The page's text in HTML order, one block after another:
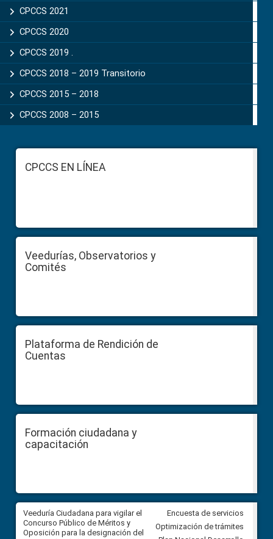
CPCCS 2021
CPCCS 2020
CPCCS 2019 .
CPCCS 2018 – 2019 Transitorio
CPCCS 2015 – 2018
CPCCS 2008 – 2015
FooterCPCCS EN LÍNEA
Veedurías, Observatorios y
Comités
Plataforma de Rendición de
Cuentas
Formación ciudadana y
capacitación
Veeduría Ciudadana para vigilar el
Concurso Público de Méritos y
Oposición para la designación del
Veeduría Ciudadana para
construcción del asfaltado de
Encuesta de servicios
Optimización de trámites